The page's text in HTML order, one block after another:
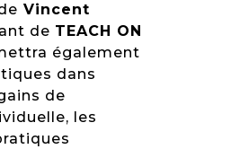
Vincent
de TEACH ON
également
dans
de
les